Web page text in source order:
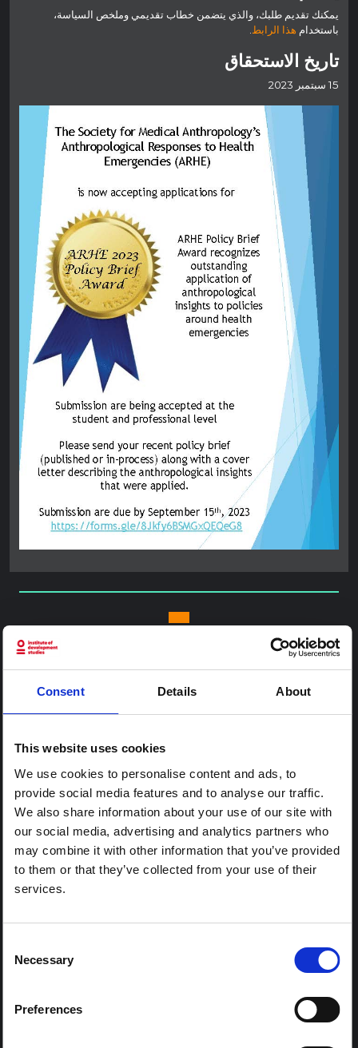
Consent Details About
This website uses cookies
We use cookies to personalise content and ads, to
provide social media features and to analyse our traffic.
We also share information about your use of our site with
our social media, advertising and analytics partners who
may combine it with other information that you’ve provided
to them or that they’ve collected from your use of their
services.
Selection
Necessary
Preferences
يمكنك تقديم طلبك، والذي يتضمن خطاب تقديمي وملخص السياسة،
باستخدامهذا الرابط.
تاريخ الاستحقاق
15 سبتمبر 2023
المنشور التالي
الاشتباه في تفشي الطاعون في مدغشقر
2023.10.11
القوة التحويلية للطاقة المتجددة في الاستجابات
الإنسانية: تجارب من اليمن
في هذه المدونة، يشارك زميل منصة العلوم الاجتماعية في العمل
الإنساني الحالي ومنسق البرامج في شبكة الشباب العربي للتنمية
الطاقة الشمسية كحل للأزمة الإنسانية. يناقش التأثيرات الإيجابية التي
محتوى ذو صلة